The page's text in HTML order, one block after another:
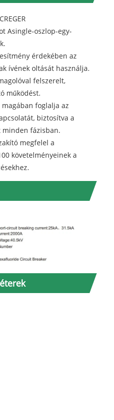
Asingle-oszlop-egy-
érdekében az
ívének oltását használja.
felszerelt,
működést.
magában foglalja az
biztosítva a
fázisban.
megfelel a
követelményeinek a